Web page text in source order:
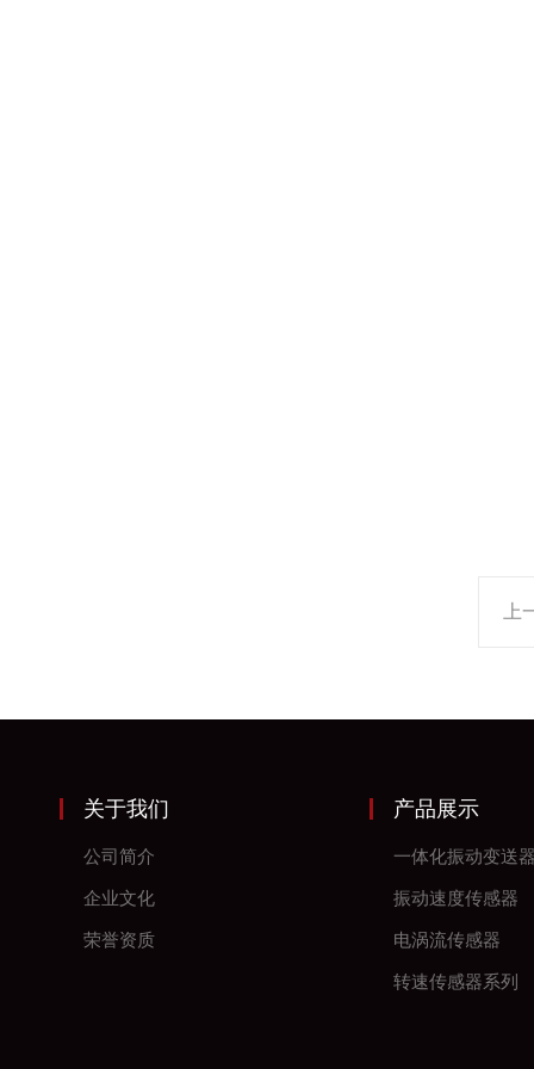
上
关于我们
公司简介
企业文化
荣誉资质
产品展示
一体化振动变送器
振动速度传感器
电涡流传感器
转速传感器系列